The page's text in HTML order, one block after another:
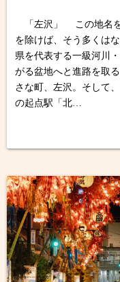
「左沢」 この地名を
を除けば、そう多く
県を代表する一級河川
がる盆地へと進路を取
さな町、左沢。そして
の起点駅「北…